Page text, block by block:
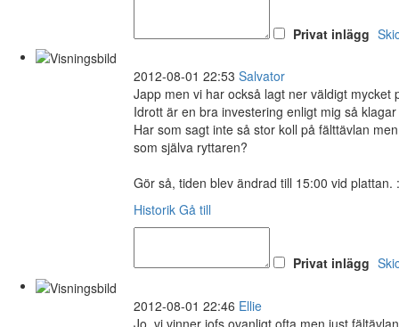
Privat inlägg
2012-08-01 22:53 Salvator
Japp men vi har också lagt ner väldigt
Idrott är en bra investering enligt mig så
Har som sagt inte så stor koll på fälttävlan
som själva ryttaren?
Gör så, tiden blev ändrad till 15:00 vid plattan.
Historik Gå till
Privat inlägg
2012-08-01 22:46 Ellie
Jo, vi vinner iofs ovanligt ofta men just